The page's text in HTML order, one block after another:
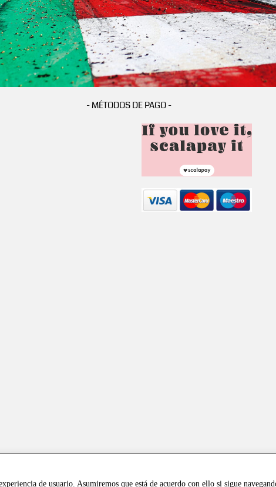
de usuario. Asumiremos que está de acuerdo con ello si sigue
- MÉTODOS DE PAGO -